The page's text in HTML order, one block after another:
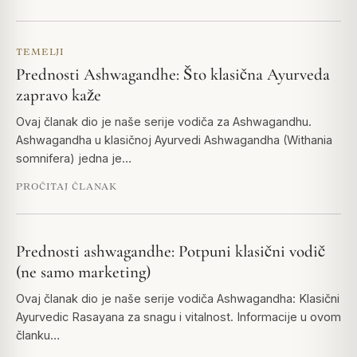
TEMELJI
Prednosti Ashwagandhe: Što klasična Ayurveda
zapravo kaže
Ovaj članak dio je naše serije vodiča za Ashwagandhu.
Ashwagandha u klasičnoj Ayurvedi Ashwagandha (Withania
somnifera) jedna je…
PROČITAJ ČLANAK
Prednosti ashwagandhe: Potpuni klasični vodič
(ne samo marketing)
Ovaj članak dio je naše serije vodiča Ashwagandha: Klasični
Ayurvedic Rasayana za snagu i vitalnost. Informacije u ovom
članku…